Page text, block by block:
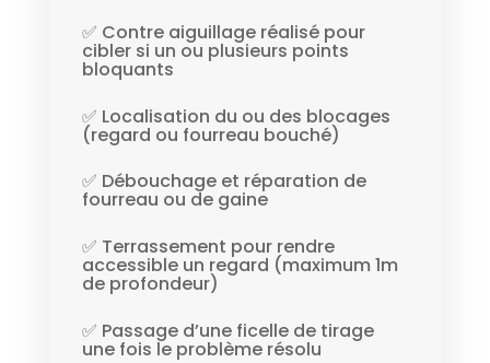
✅ Contre aiguillage réalisé pour
cibler si un ou plusieurs points
bloquants
✅ Localisation du ou des blocages
(regard ou fourreau bouché)
✅ Débouchage et réparation de
fourreau ou de gaine
✅ Terrassement pour rendre
accessible un regard (maximum 1m
de profondeur)
✅ Passage d’une ficelle de tirage
une fois le problème résolu